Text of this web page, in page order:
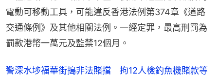
電動可移動工具，可能違反香港法例第374章《道路
交通條例》及其他相關法例。一經定罪，最高刑罰為
罰款港幣一萬元及監禁12個月。
警深水埗福華街搗非法賭擋 拘12人檢釣魚機賭款等